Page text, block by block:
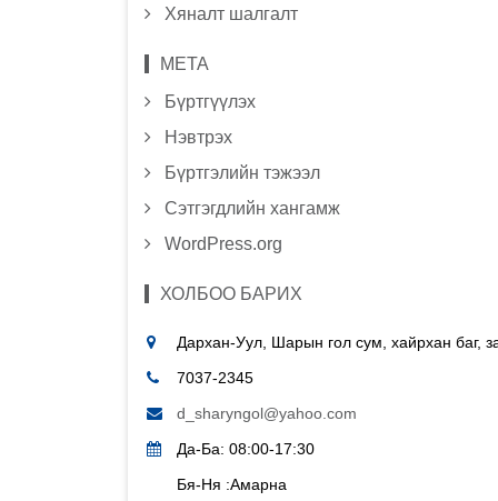
Хяналт шалгалт
МЕТА
Бүртгүүлэх
Нэвтрэх
Бүртгэлийн тэжээл
Сэтгэгдлийн хангамж
WordPress.org
ХОЛБОО БАРИХ
Дархан-Уул, Шарын гол сум, хайрхан баг,
7037-2345
d_sharyngol@yahoo.com
Да-Ба: 08:00-17:30
Бя-Ня :Амарна